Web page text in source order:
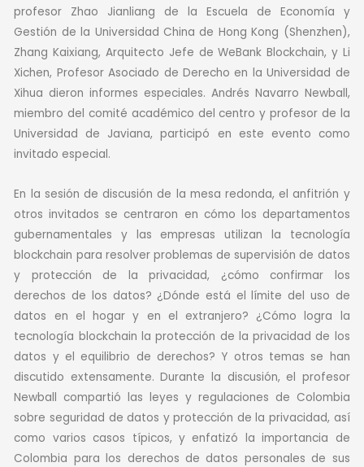
profesor Zhao Jianliang de la Escuela de Economía y
Gestión de la Universidad China de Hong Kong (Shenzhen),
Zhang Kaixiang, Arquitecto Jefe de WeBank Blockchain, y Li
Xichen, Profesor Asociado de Derecho en la Universidad de
Xihua dieron informes especiales. Andrés Navarro Newball,
miembro del comité académico del centro y profesor de la
Universidad de Javiana, participó en este evento como
invitado especial.
En la sesión de discusión de la mesa redonda, el anfitrión y
otros invitados se centraron en cómo los departamentos
gubernamentales y las empresas utilizan la tecnología
blockchain para resolver problemas de supervisión de datos
y protección de la privacidad, ¿cómo confirmar los
derechos de los datos? ¿Dónde está el límite del uso de
datos en el hogar y en el extranjero? ¿Cómo logra la
tecnología blockchain la protección de la privacidad de los
datos y el equilibrio de derechos? Y otros temas se han
discutido extensamente. Durante la discusión, el profesor
Newball compartió las leyes y regulaciones de Colombia
sobre seguridad de datos y protección de la privacidad, así
como varios casos típicos, y enfatizó la importancia de
Colombia para los derechos de datos personales de sus